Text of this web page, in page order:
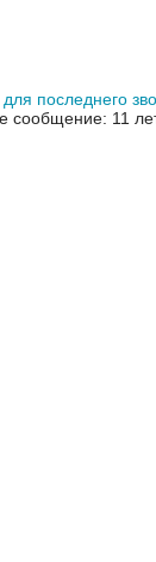
последнего
сообщение: 11